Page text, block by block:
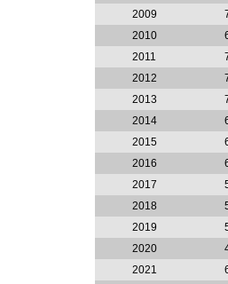
2009
2010
2011
2012
2013
2014
2015
2016
2017
2018
2019
2020
2021